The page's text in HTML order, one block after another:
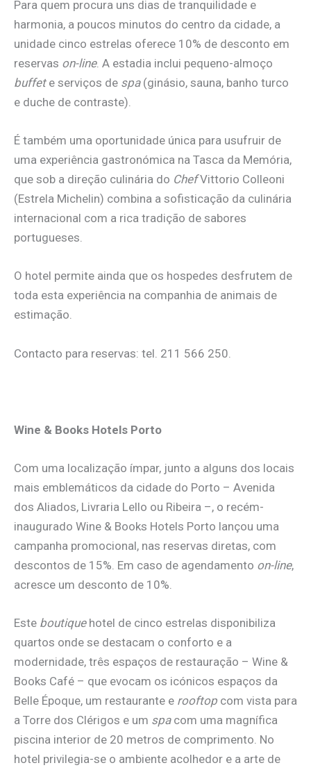
Para quem procura uns dias de tranquilidade e
harmonia, a poucos minutos do centro da cidade, a
unidade cinco estrelas oferece 10% de desconto em
reservas on-line. A estadia inclui pequeno-almoço
buffete serviços de spa(ginásio, sauna, banho turco
e duche de contraste).
É também uma oportunidade única para usufruir de
uma experiência gastronómica na Tasca da Memória,
que sob a direção culinária do ChefVittorio Colleoni
(Estrela Michelin) combina a sofisticação da culinária
internacional com a rica tradição de sabores
portugueses.
O hotel permite ainda que os hospedes desfrutem de
toda esta experiência na companhia de animais de
estimação.
Contacto para reservas: tel. 211 566 250.
Wine & Books Hotels Porto
Com uma localização ímpar, junto a alguns dos locais
mais emblemáticos da cidade do Porto – Avenida
dos Aliados, Livraria Lello ou Ribeira –, o recém-
inaugurado Wine & Books Hotels Porto lançou uma
campanha promocional, nas reservas diretas, com
descontos de 15%. Em caso de agendamento on-line,
acresce um desconto de 10%.
Este boutique hotel de cinco estrelas disponibiliza
quartos onde se destacam o conforto e a
modernidade, três espaços de restauração – Wine &
Books Café – que evocam os icónicos espaços da
Belle Époque, um restaurante e rooftop com vista para
a Torre dos Clérigos e um spacom uma magnífica
piscina interior de 20 metros de comprimento. No
hotel privilegia-se o ambiente acolhedor e a arte de